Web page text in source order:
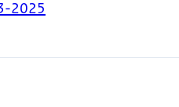
2025